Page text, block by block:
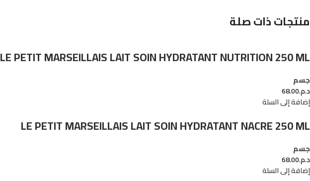
منتجات ذات صلة
LE PETIT MARSEILLAIS LAIT SOIN HYDRATANT NUTRITION 250 ML
جسم
د.م.68.00
إضافة إلى السلة
LE PETIT MARSEILLAIS LAIT SOIN HYDRATANT NACRE 250 ML
جسم
د.م.68.00
إضافة إلى السلة